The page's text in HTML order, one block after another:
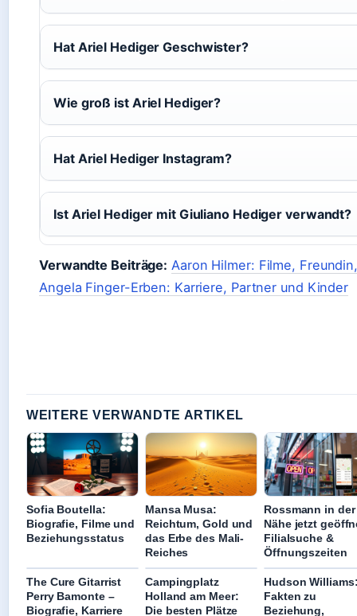
Hat Ariel Hediger Geschwister?
Wie groß ist Ariel Hediger?
Hat Ariel Hediger Instagram?
Ist Ariel Hediger mit Giuliano Hediger verwandt?
Verwandte Beiträge: Aaron Hilmer: Filme,
Angela Finger-Erben: Karriere, Partner und Kinder
WEITERE VERWANDTE ARTIKEL
Sofia Boutella:
Biografie, Filme und
Beziehungsstatus
Mansa Musa:
Reichtum, Gold und
das Erbe des Mali-
Reiches
Rossmann in der
Nähe jetzt
Filialsuche &
Öffnungszeiten
The Cure Gitarrist
Perry Bamonte –
Biografie, Karriere
Campingplatz
Holland am Meer:
Die besten Plätze
Hudson
Fakten zu
Beziehung,